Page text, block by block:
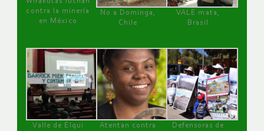
contra la minería
en México
No a Dominga,
Chile
VALE mata,
Brasil
Valle de Elqui
Atentan contra
Defensoras de